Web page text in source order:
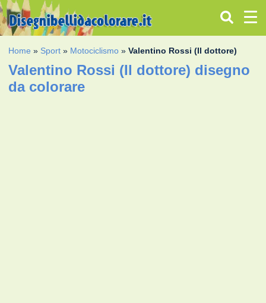
Home » Sport » Motociclismo »Valentino Rossi (Il dottore)
Valentino Rossi (Il dottore) disegno
da colorare